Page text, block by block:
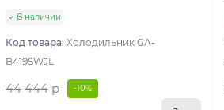
В наличии
Код товара:Холодильник GA-
B419SWJL
44 444 р -10%